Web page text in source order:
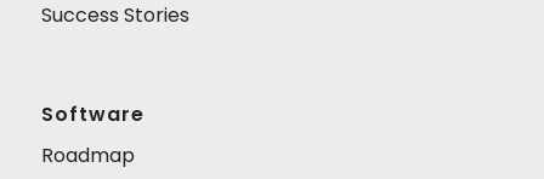
Success Stories
Software
Roadmap